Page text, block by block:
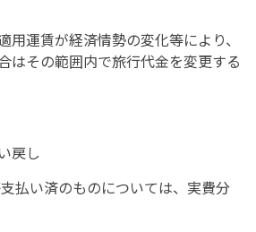
用運賃が経済情勢の変化等により、
はその範囲内で旅行代金を変更する
戻し
支払い済のものについては、実費分